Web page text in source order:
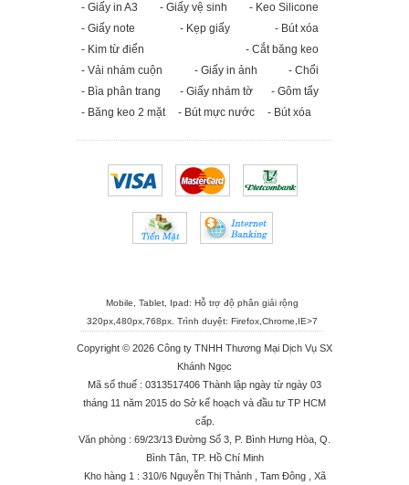
- Giấy in A3
- Giấy vệ sinh
- Keo Silicone
- Giấy note
- Kẹp giấy
- Bút xóa
- Kim từ điển
- Cắt băng keo
- Vải nhám cuộn
- Giấy in ảnh
- Chổi
- Bìa phân trang
- Giấy nhám tờ
- Gôm tẩy
- Băng keo 2 mặt
- Bút mực nước - Bút xóa
Mobile, Tablet, Ipad: Hỗ trợ độ phân giải rộng
320px,480px,768px. Trình duyệt: Firefox,Chrome, IE>7
Copyright © 2026 Công ty TNHH Thương Mại Dịch Vụ SX
Khánh Ngọc
Mã số thuế : 0313517406 Thành lập ngày từ ngày 03
tháng 11 năm 2015 do Sở kế hoạch và đầu tư TP HCM
cấp.
Văn phòng : 69/23/13 Đường Số 3, P. Bình Hưng Hòa, Q.
Bình Tân, TP. Hồ Chí Minh
Kho hàng 1 : 310/6 Nguyễn Thị Thảnh , Tam Đông , Xã